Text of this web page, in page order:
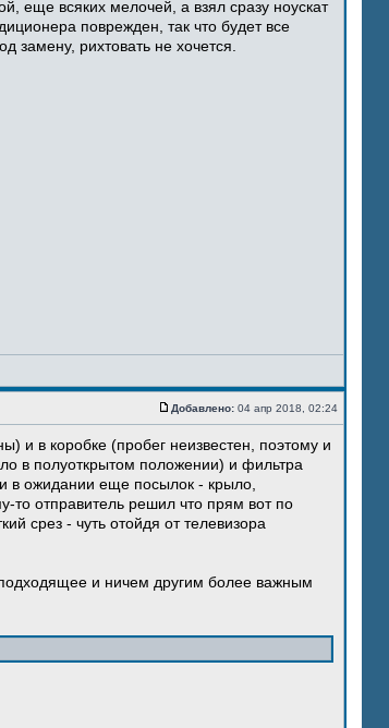
еще всяких мелочей, а взял сразу ноускат
поврежден, так что будет все
замену, рихтовать не хочется.
Добавлено: 04 апр 2018, 02:24
и в коробке (пробег неизвестен, поэтому и
в полуоткрытом положении) и фильтра
в ожидании еще посылок - крыло,
то отправитель решил что прям вот по
срез - чуть отойдя от телевизора
и ничем другим более важным